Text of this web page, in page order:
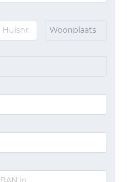
Woonplaats